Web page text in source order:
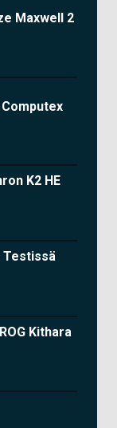
Maxwell 2
K2 HE
Testissä
Kithara